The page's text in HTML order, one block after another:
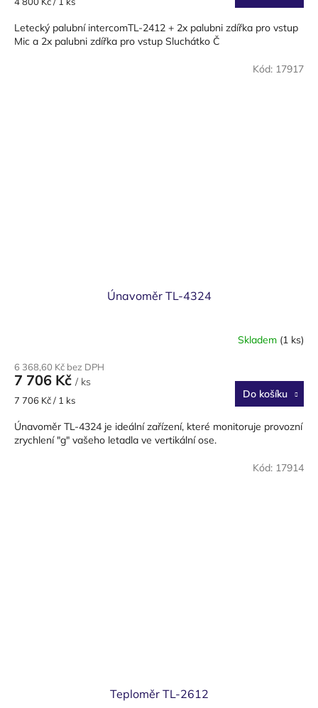
Letecký palubní intercomTL-2412 + 2x palubni zdířka pro vstup
Mic a 2x palubni zdířka pro vstup Sluchátko Č
Únavoměr TL-4324
Skladem (1 ks)
6 368,60 Kč bez DPH
7 706 Kč / ks
Měrná
7 706 Kč / 1 ks Do košíku
Únavoměr TL-4324 je ideální zařízení, které monitoruje provozní
zrychlení "g" vašeho letadla ve vertikální ose.
Kód: 17917
Teploměr TL-2612
Kód: 17914